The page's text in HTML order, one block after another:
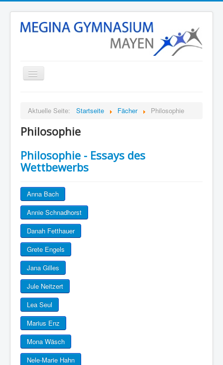
Unsere Schule
Schulleben
Termine
Fächer
Kontakt
Aktuelle Seite: Startseite Fächer Philosophie
Philosophie
Philosophie - Essays des
Wettbewerbs
Anna Bach
Annie Schnadhorst
Danah Fetthauer
Grete Engels
Jana Gilles
Jule Neitzert
Lea Seul
Marius Enz
Mona Wäsch
Nele-Marie Hahn